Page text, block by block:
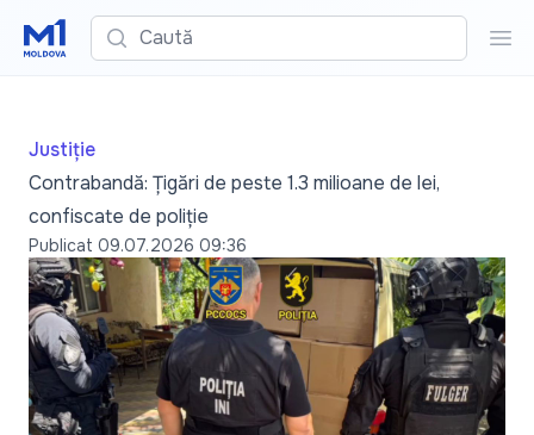
Caută
Justiție
Contrabandă: Țigări de peste 1.3 milioane de lei,
confiscate de poliție
Publicat 09.07.2026 09:36